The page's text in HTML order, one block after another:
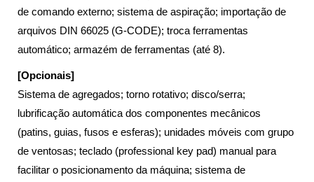
de comando externo; sistema de aspiração; importação de
arquivos DIN 66025 (G-CODE); troca ferramentas
automático; armazém de ferramentas (até 8).
[Opcionais]
Sistema de agregados; torno rotativo; disco/serra;
lubrificação automática dos componentes mecânicos
(patins, guias, fusos e esferas); unidades móveis com grupo
de ventosas; teclado (professional key pad) manual para
facilitar o posicionamento da máquina; sistema de